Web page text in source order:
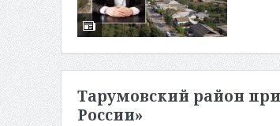
Тарумовский район
России»